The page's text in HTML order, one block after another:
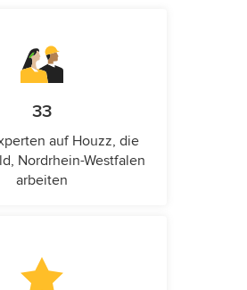
33
auf Houzz, die
Nordrhein-Westfalen
arbeiten